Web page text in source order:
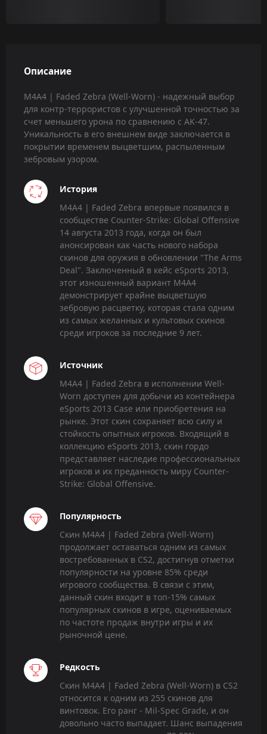
Описание
M4A4 | Faded Zebra (Well-Worn) - надежный выбор
для контр-террористов с улучшенной точностью за
счет меньшего урона по сравнению с AK-47.
Уникальность в его внешнем виде заключается в
покрытии временем выцветшим, распыленным
зебровым узором.
История
M4A4 | Faded Zebra впервые появился в
сообществе Counter-Strike: Global Offensive
14 августа 2013 года, когда он был
анонсирован как часть нового набора
скинов для оружия в обновлении "The Arms
Deal". Заключенный в кейс eSports 2013,
этот изношенный вариант M4A4
демонстрирует крайне выцветшую
зебровую расцветку, которая стала одним
из самых желанных и культовых скинов
среди игроков за последние 9 лет.
Источник
M4A4 | Faded Zebra в исполнении Well-
Worn доступен для добычи из контейнера
eSports 2013 Case или приобретения на
рынке. Этот скин сохраняет всю силу и
стойкость опытных игроков. Входящий в
коллекцию eSports 2013, скин гордо
представляет наследие профессиональных
игроков и их преданность миру Counter-
Strike: Global Offensive.
Популярность
Скин M4A4 | Faded Zebra (Well-Worn)
продолжает оставаться одним из самых
востребованных в CS2, достигнув отметки
популярности на уровне 85% среди
игрового сообщества. В связи с этим,
данный скин входит в топ-15% самых
популярных скинов в игре, оцениваемых
по частоте продаж внутри игры и их
рыночной цене.
Редкость
Скин M4A4 | Faded Zebra (Well-Worn) в CS2
относится к одним из 255 скинов для
винтовок. Его ранг - Mil-Spec Grade, и он
довольно часто выпадает. Шанс выпадения